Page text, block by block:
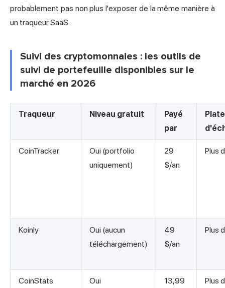
probablement pas non plus l'exposer de la même manière à
un traqueur SaaS.
Suivi des cryptomonnaies : les outils de
suivi de portefeuille disponibles sur le
marché en 2026
Traqueur Niveau gratuit
Payé
par
CoinTracker
Oui (portfolio
uniquement)
29
$/an
Plus
Koinly
Oui (aucun
téléchargement)
49
$/an
Plus
CoinStats Oui
13,99
Plus